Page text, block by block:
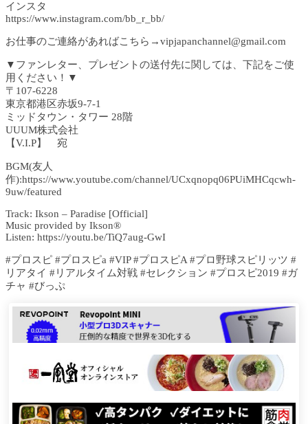
インスタ
https://www.instagram.com/bb_r_bb/
お仕事のご連絡があればこちら→vipjapanchannel@gmail.com
▼ファンレター、プレゼントの送付先に関しては、下記をご使
用ください！▼
〒107-6228
東京都港区赤坂9-7-1
ミッドタウン・タワー 28階
UUUM株式会社
【V.I.P】 宛
BGM(友人
作):https://www.youtube.com/channel/UCxqnopq06PUiMHCqcwh-
9uw/featured
Track: Ikson – Paradise [Official]
Music provided by Ikson®
Listen: https://youtu.be/TiQ7aug-GwI
#プロスピ #プロスピa #VIP #プロスピA #プロ野球スピリッツ #
リアタイ #リアルタイム対戦 #セレクション #プロスピ2019 #ガ
チャ #びっぷ